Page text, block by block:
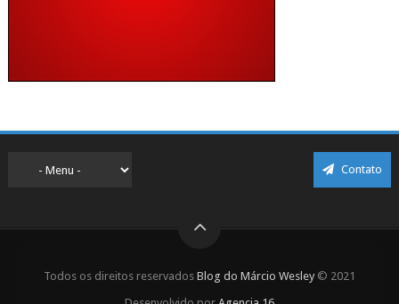
Contato
Todos os direitos reservados Blog do Márcio Wesley © 2021